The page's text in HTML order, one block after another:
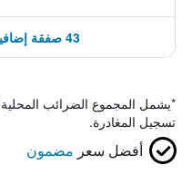
43 صفقة إضافية ابتداءً من 325 ﷼
*يشمل المجموع الضرائب
تسجيل المغادرة.
أفضل سعر مضمون